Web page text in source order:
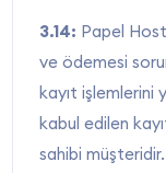
3.14: Papel
ve ödemesi
kayıt işlemlerini
kabul edilen
sahibi